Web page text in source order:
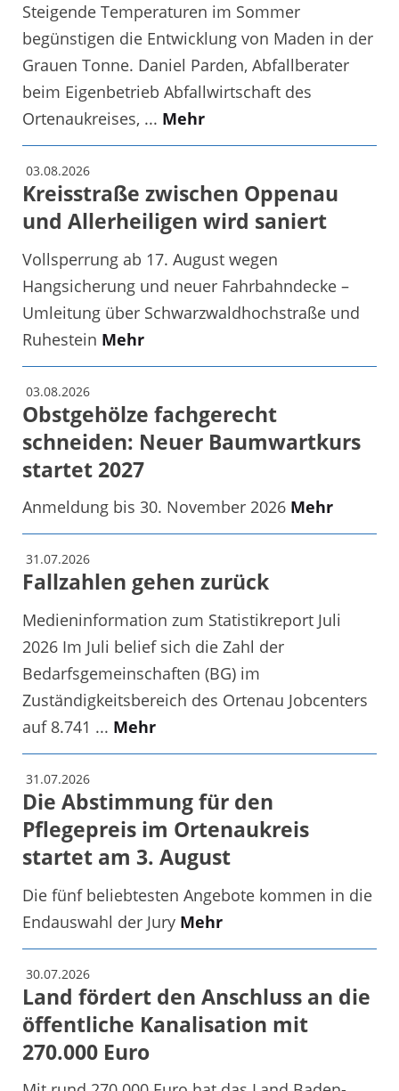
Steigende Temperaturen im Sommer
begünstigen die Entwicklung von Maden in der
Grauen Tonne. Daniel Parden, Abfallberater
beim Eigenbetrieb Abfallwirtschaft des
Ortenaukreises, ... Mehr
03.08.2026
Kreisstraße zwischen Oppenau
und Allerheiligen wird saniert
Vollsperrung ab 17. August wegen
Hangsicherung und neuer Fahrbahndecke –
Umleitung über Schwarzwaldhochstraße und
Ruhestein Mehr
03.08.2026
Obstgehölze fachgerecht
schneiden: Neuer Baumwartkurs
startet 2027
Anmeldung bis 30. November 2026 Mehr
31.07.2026
Fallzahlen gehen zurück
Medieninformation zum Statistikreport Juli
2026 Im Juli belief sich die Zahl der
Bedarfsgemeinschaften (BG) im
Zuständigkeitsbereich des Ortenau Jobcenters
auf 8.741 ... Mehr
31.07.2026
Die Abstimmung für den
Pflegepreis im Ortenaukreis
startet am 3. August
Die fünf beliebtesten Angebote kommen in die
Endauswahl der Jury Mehr
30.07.2026
Land fördert den Anschluss an die
öffentliche Kanalisation mit
270.000 Euro